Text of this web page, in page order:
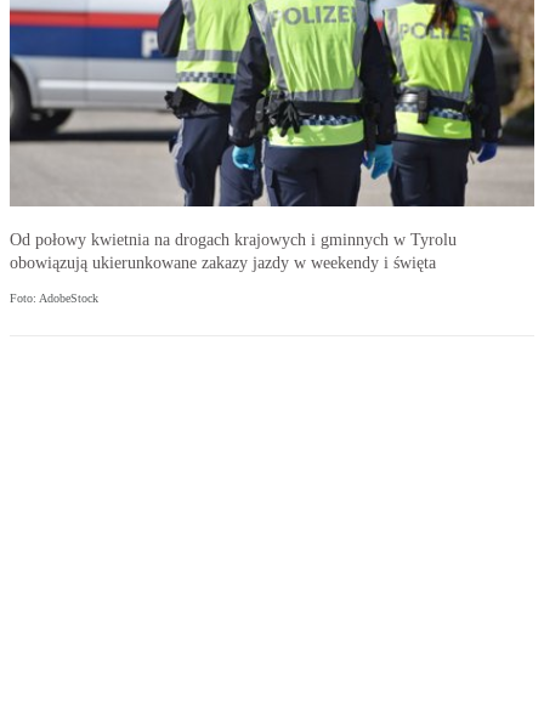
Od połowy kwietnia na drogach krajowych i gminnych w Tyrolu
obowiązują ukierunkowane zakazy jazdy w weekendy i święta
Foto: AdobeStock